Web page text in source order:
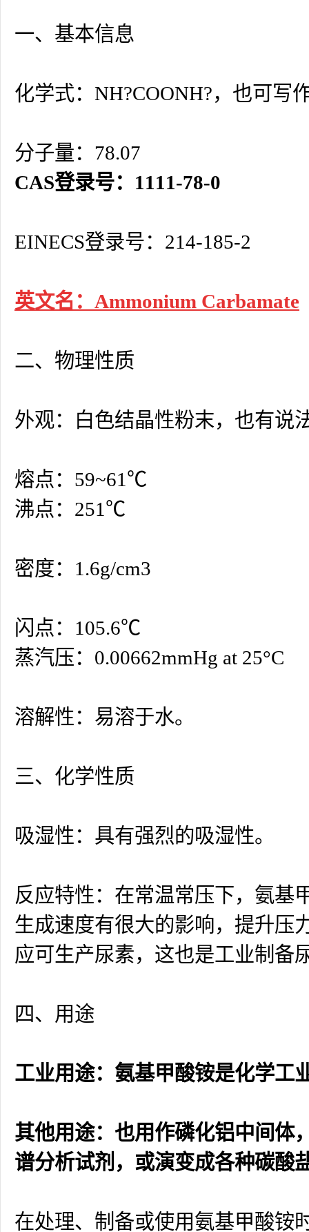
一、基本信息
化学式：NH?COONH?，也可写
分子量：78.07
CAS登录号：1111-78-0
EINECS登录号：214-185-2
英文名：Ammonium Carbamate
二、物理性质
外观：白色结晶性粉末，也有说
熔点：59~61℃
沸点：251℃
密度：1.6g/cm3
闪点：105.6℃
蒸汽压：0.00662mmHg at 25°C
溶解性：易溶于水。
三、化学性质
吸湿性：具有强烈的吸湿性。
反应特性：在常温常压下，氨基
生成速度有很大的影响，提升压
应可生产尿素，这也是工业制备
四、用途
工业用途：氨基甲酸铵是化学工
其他用途：也用作磷化铝中间体
谱分析试剂，或演变成各种碳酸
在处理、制备或使用氨基甲酸铵